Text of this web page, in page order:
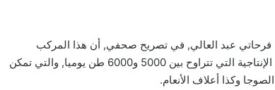
فرحاتي عبد العالي, في تصريح صحفي, أن هذا المركب
المخصص لسحق البذور يعد “تحديا كبيرا”, نظرا لقدراته الإنتاجية التي تتراوح بين 5000 و6000 طن يوميا, والتي تمكن
وكذا أعلاف الأنعام.